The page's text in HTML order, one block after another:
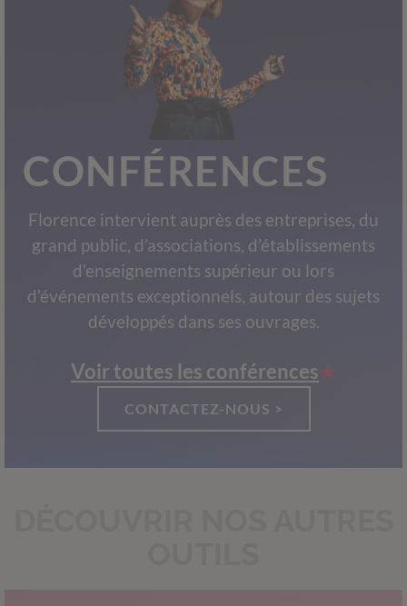
CONFÉRENCES
Florence intervient auprès des entreprises, du
grand public, d’associations, d’établissements
d’enseignements supérieur ou lors
d’événements exceptionnels, autour des sujets
développés dans ses ouvrages.
Voir toutes les conférences
CONTACTEZ-NOUS >